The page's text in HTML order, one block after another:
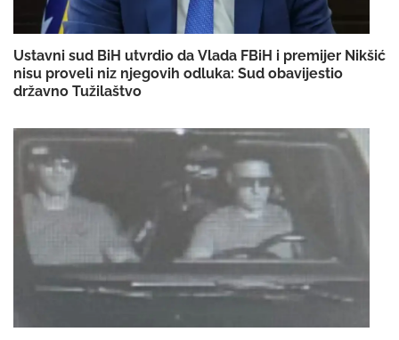
Ustavni sud BiH utvrdio da Vlada FBiH i premijer Nikšić
nisu proveli niz njegovih odluka: Sud obavijestio
državno Tužilaštvo